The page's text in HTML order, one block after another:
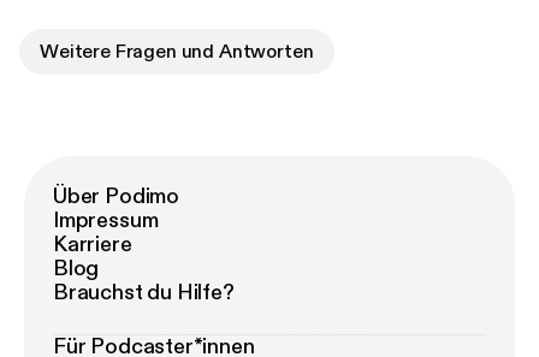
Weitere Fragen und Antworten
Über Podimo
Impressum
Karriere
Blog
Brauchst du Hilfe?
Für Podcaster*innen